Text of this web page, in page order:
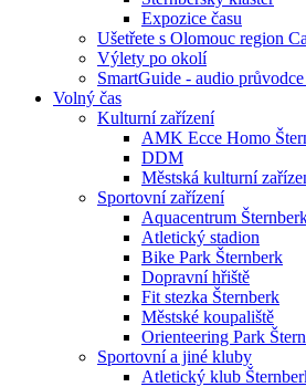
Expozice času
Ušetřete s Olomouc region
Výlety po okolí
SmartGuide - audio
Volný čas
Kulturní zařízení
AMK Ecce Homo
DDM
Městská kulturní
Sportovní zařízení
Aquacentrum
Atletický stadion
Bike Park Šternberk
Dopravní hřiště
Fit stezka Šternberk
Městské koupaliště
Orienteering Park
Sportovní a jiné kluby
Atletický klub